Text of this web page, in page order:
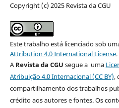
Copyright (c) 2025 Revista da CGU
Este trabalho está licenciado sob
Attribution 4.0 International License.
ARevista da CGU segue a uma
Atribuição 4.0 Internacional (CC BY),
compartilhamento dos trabalhos
crédito aos autores e fontes. Os